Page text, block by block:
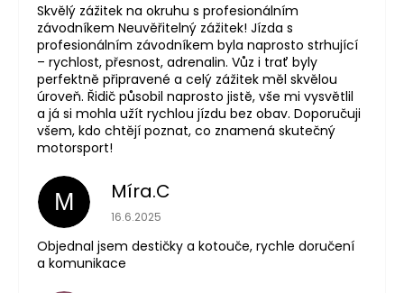
Skvělý zážitek na okruhu s profesionálním
závodníkem Neuvěřitelný zážitek! Jízda s
profesionálním závodníkem byla naprosto strhující
– rychlost, přesnost, adrenalin. Vůz i trať byly
perfektně připravené a celý zážitek měl skvělou
úroveň. Řidič působil naprosto jistě, vše mi vysvětlil
a já si mohla užít rychlou jízdu bez obav. Doporučuji
všem, kdo chtějí poznat, co znamená skutečný
motorsport!
M Míra.C
Hodnocení obchodu je 5 z 5 hvězdiček.
16.6.2025
Objednal jsem destičky a kotouče, rychle doručení
a komunikace